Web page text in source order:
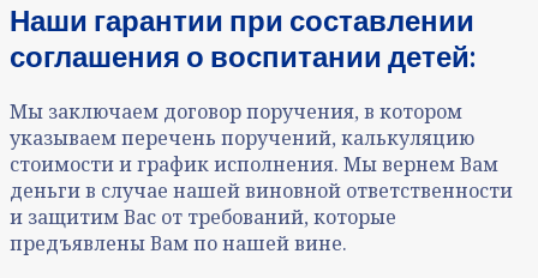
Наши гарантии при составлении
соглашения о воспитании детей:
Мы заключаем договор поручения, в котором
указываем перечень поручений, калькуляцию
стоимости и график исполнения. Мы вернем Вам
деньги в случае нашей виновной ответственности
и защитим Вас от требований, которые
предъявлены Вам по нашей вине.